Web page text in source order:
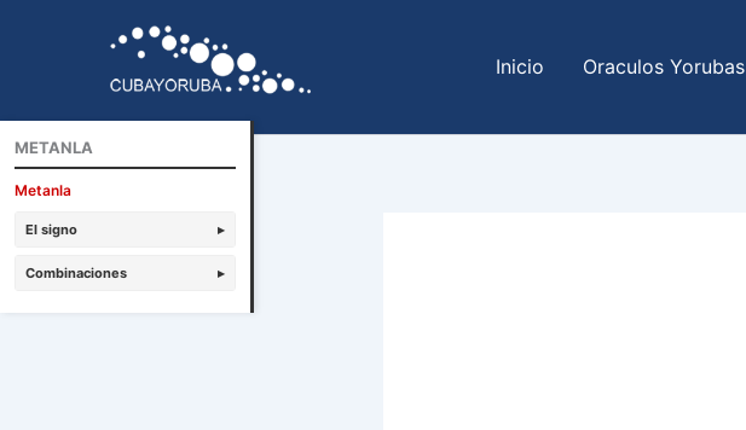
Inicio Oraculos Yorubas
METANLA
Metanla
El signo ▸
Combinaciones ▸